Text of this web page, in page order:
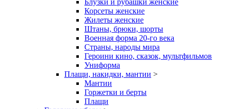
Блузки и рубашки женские
Корсеты женские
Жилеты женские
Штаны, брюки, шорты
Военная форма 20-го века
Страны, народы мира
Героини кино, сказок, мультфильмов
Униформа
Плащи, накидки, мантии >
Мантии
Горжетки и берты
Плащи